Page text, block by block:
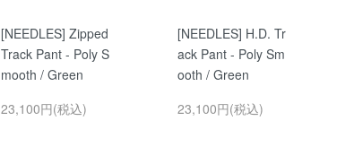
[NEEDLES] Zipped
Track Pant - Poly S
mooth / Green
23,100円(税込)
[NEEDLES] H.D. Tr
ack Pant - Poly Sm
ooth / Green
23,100円(税込)